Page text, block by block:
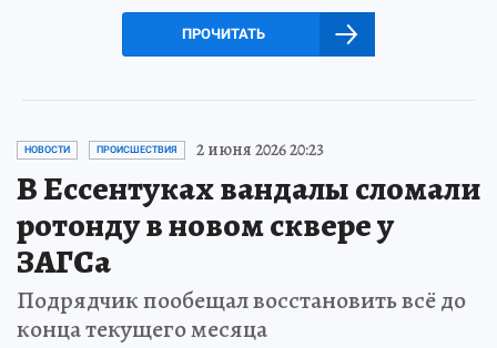
ПРОЧИТАТЬ
НОВОСТИ ПРОИСШЕСТВИЯ 2 июня 2026 20:23
В Ессентуках вандалы сломали
ротонду в новом сквере у
ЗАГСа
Подрядчик пообещал восстановить всё до
конца текущего месяца